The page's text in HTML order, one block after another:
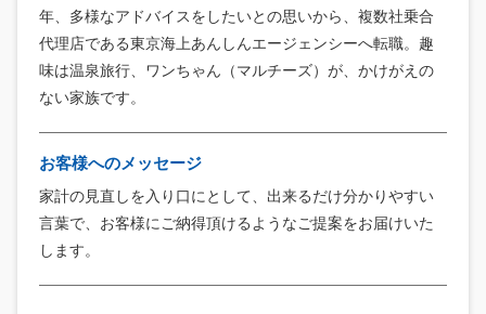
年、多様なアドバイスをしたいとの思いから、複数社乗合
代理店である東京海上あんしんエージェンシーへ転職。趣
味は温泉旅行、ワンちゃん（マルチーズ）が、かけがえの
ない家族です。
お客様へのメッセージ
家計の見直しを入り口にとして、出来るだけ分かりやすい
言葉で、お客様にご納得頂けるようなご提案をお届けいた
します。